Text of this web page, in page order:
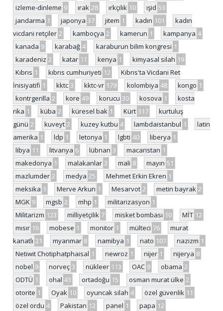
izleme-dinleme 9 ırak 28 ırkçılık 10 ışid 53
jandarma 1 japonya 37 jitem 1 kadın 101
kadın
vicdani retçiler 2 kamboçya 2 kamerun 1 kampanya 4
kanada 9 karabağ 4 karaburun bilim kongresi 1
karadeniz 2 katar 11 kenya 1 kimyasal silah 19
Kıbrıs 1 kıbrıs cumhuriyeti 12
Kıbrıs'ta Vicdani Ret
İnisiyatifi 1 kktc 3 kktc-vr 179 kolombiya 48 kongo 1
kontrgerilla 2 kore 49 korucu 30 kosova 1
kosta
rika 1 küba 2 küresel bak 1 Kürt 317
kurtuluş
günü 2 kuveyt 2 kuzey kutbu 4 lambdaistanbul 1
latin
amerika 1 ldp 1 letonya 1 lgbti 40 liberya 1
libya 11 litvanya 6 lübnan 3 macaristan 1
makedonya 1 malakanlar 3 mali 8 mayın 51
mazlumder 2 medya 25 Mehmet Erkin Ekren 1
meksika 1 Merve Arkun 1 Mesarvot 2 metin bayrak 2
MGK 9 mgsb 2 mhp 1 militarizasyon 1
Militarizm 123 milliyetçilik 7 misket bombası 10 MİT 12
mısır 16 mobese 1 monitor 1 mülteci 76
murat
kanatlı 21 myanmar 8 namibya 1 nato 107 nazizm 1
Netiwit Chotiphatphaisal 1 newroz 1 nijer 1 nijerya 8
nobel 9 norveç 3 nükleer 113 OAC 9 obama 2
ODTÜ 1 ohal 43 ortadoğu 15 osman murat ülke 2
otorite 1 Oyak 10 oyuncak silah 4 özel güvenlik 11
özel ordu 4 Pakistan 12 panel 1 papa 12